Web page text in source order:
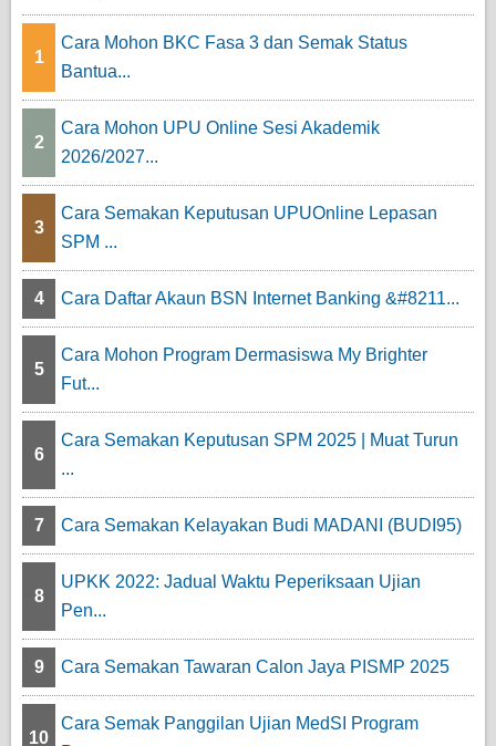
1
Cara Mohon BKC Fasa 3 dan Semak Status
Bantua...
2
Cara Mohon UPU Online Sesi Akademik
2026/2027...
3
Cara Semakan Keputusan UPUOnline Lepasan
SPM ...
4 Cara Daftar Akaun BSN Internet Banking &#8211...
5
Cara Mohon Program Dermasiswa My Brighter
Fut...
6
Cara Semakan Keputusan SPM 2025 | Muat Turun
...
7 Cara Semakan Kelayakan Budi MADANI (BUDI95)
8
UPKK 2022: Jadual Waktu Peperiksaan Ujian
Pen...
9 Cara Semakan Tawaran Calon Jaya PISMP 2025
10
Cara Semak Panggilan Ujian MedSI Program